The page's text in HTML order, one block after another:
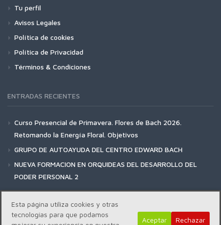
Tu perfil
Avisos Legales
Política de cookies
Política de Privacidad
Términos & Condiciones
ENTRADAS RECIENTES
Curso Presencial de Primavera. Flores de Bach 2026.
Retomando la Energía Floral. Objetivos
GRUPO DE AUTOAYUDA DEL CENTRO EDWARD BACH
NUEVA FORMACION EN ORQUIDEAS DEL DESARROLLO DEL
PODER PERSONAL 2
Esta página utiliza cookies y otras
tecnologías para que podamos
Aceptar Rechazar